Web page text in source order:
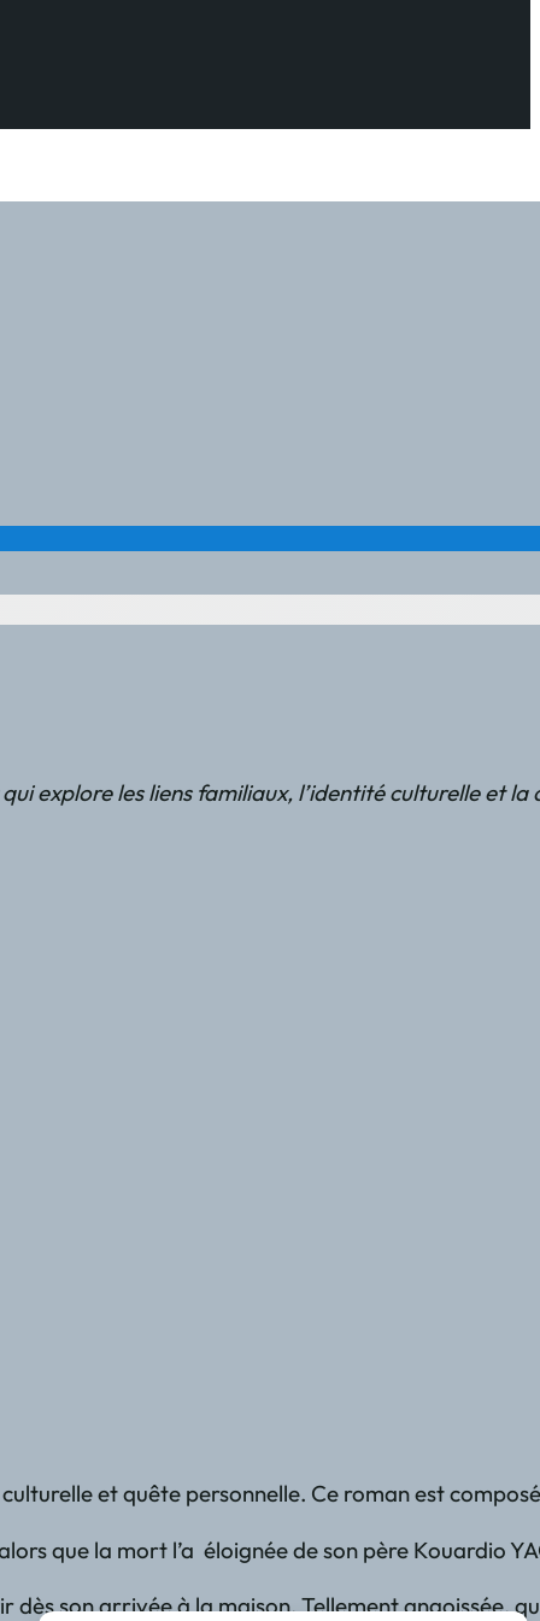
explore les liens familiaux, l’identité culturelle
et quête personnelle. Ce roman est
que la mort l’a éloignée de son père
son arrivée à la maison. Tellement